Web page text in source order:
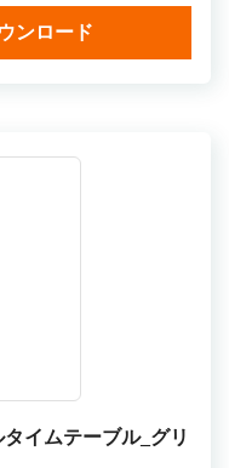
ンロード
イムテーブル_グリ